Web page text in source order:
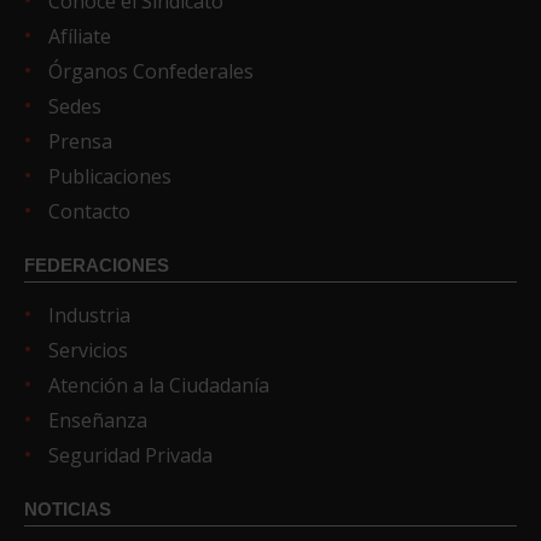
Afíliate
Órganos Confederales
Sedes
Prensa
Publicaciones
Contacto
FEDERACIONES
Industria
Servicios
Atención a la Ciudadanía
Enseñanza
Seguridad Privada
NOTICIAS